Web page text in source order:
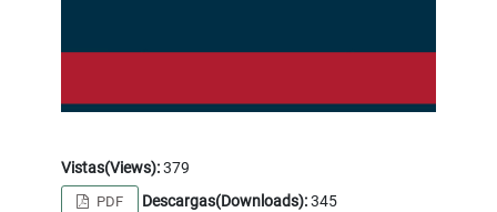
Vistas(Views):379
PDF Descargas(Downloads):345